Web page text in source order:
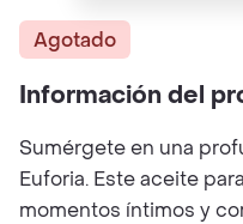
Agotado
Información del
Sumérgete en una
Euforia. Este aceite
momentos íntimos y